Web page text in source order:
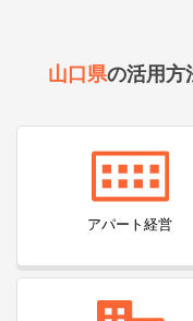
山口県の活用方
アパート経営